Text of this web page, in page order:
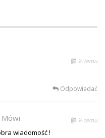
% temu
Odpowiadać
Mówi % temu
wiadomość !